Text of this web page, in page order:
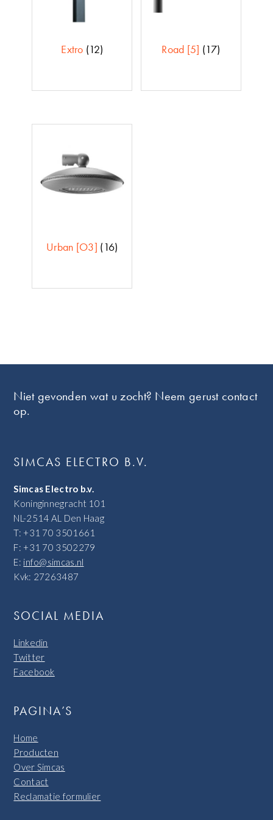
Extro (12) Road [5] (17)
Urban [O3] (16)
Niet gevonden wat u zocht? Neem gerust contact
op.
SIMCAS ELECTRO B.V.
Simcas Electro b.v.
Koninginnegracht 101
NL-2514 AL Den Haag
T: +31 70 3501661
F: +31 70 3502279
E: info@simcas.nl
Kvk: 27263487
SOCIAL MEDIA
Linkedin
Twitter
Facebook
PAGINA’S
Home
Producten
Over Simcas
Contact
Reclamatie formulier